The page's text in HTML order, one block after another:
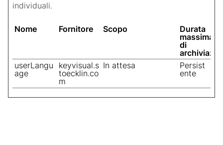
individuali.
Nome Fornitore Scopo
Durata
massima
di
userLangu
age
keyvisual.s
toecklin.co
m
In attesa
Persist
ente